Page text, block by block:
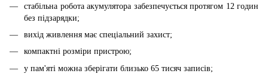
стабільна робота акумулятора забезпечується протягом 12 годин
без підзарядки;
вихід живлення має спеціальний захист;
компактні розміри пристрою;
у пам'яті можна зберігати близько 65 тисяч записів;